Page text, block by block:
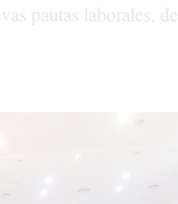
pautas laborales,